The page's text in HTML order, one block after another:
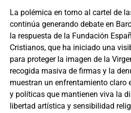
La polémica en torno al cartel de
continúa generando debate en
la respuesta de la Fundación
Cristianos, que ha iniciado una
para proteger la imagen de la
recogida masiva de firmas y la
muestran un enfrentamiento claro
y políticas que mantienen viva la
libertad artística y sensibilidad